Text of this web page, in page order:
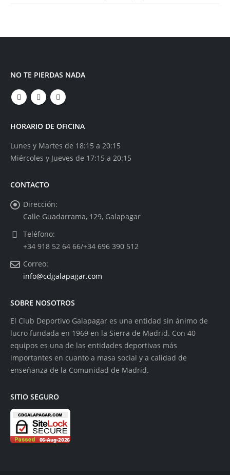
NO TE PIERDAS NADA
HORARIO DE OFICINA
Lunes y Martes de 18:15 a 20:15
Miércoles y Jueves de 17:15 a 20:15
CONTACTO
Dirección:
Calle Guadarrama, 129, Galapagar
Teléfono:
+34 918 52 64 66/+34 696 390 512
Correo:
info@cdgalapagar.com
SOBRE NOSOTROS
El Club Deportivo Galapagar es una entidad sin ánimo de
lucro fundada en 1969 en la Sierra de Madrid. Con 40
equipos es una de las entidades deportivas más
importantes en cuanto a masa social y a calidad de
enseñanza de la Comunidad de Madrid.
SITIO SEGURO